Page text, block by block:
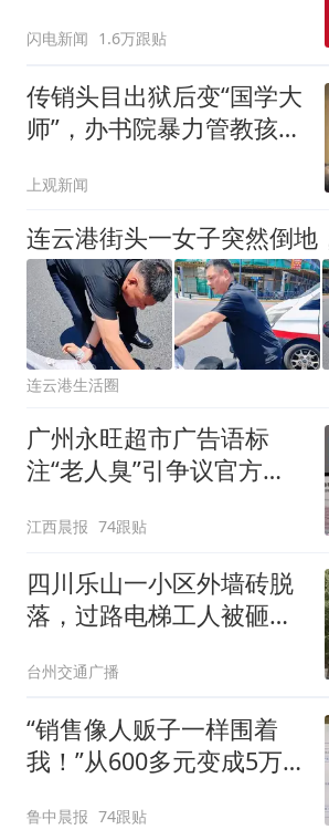
员是我儿子 他没做错 奖
励100元
闪电新闻 1.6万跟贴
传销头目出狱后变“国学大
师”，办书院暴力管教孩
上观新闻
连云港生活圈
广州永旺超市广告语标
注“老人臭”引争议官方回
核实完毕后会回电
江西晨报 74跟贴
四川乐山一小区外墙砖脱
落，过路电梯工人被砸中
常年断断续续脱落”；物业
回应：事发前无预兆，正
全面排查
台州交通广播
“销售像人贩子一样围着
我！”从600多元变成5万
后眼睛肿到流泪、视物模
鲁中晨报 74跟贴